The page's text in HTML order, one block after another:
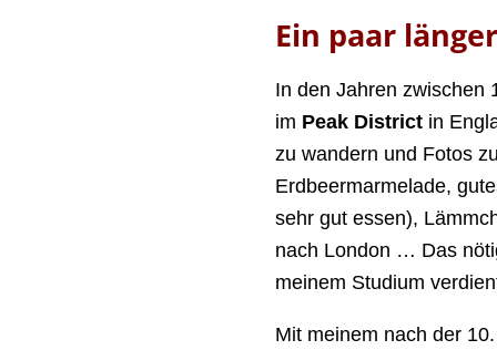
Ein paar
In den Jahren zwischen
im Peak District in
zu wandern und Fotos
Erdbeermarmelade,
sehr gut essen),
nach London … Das
meinem Studium
Mit meinem nach der